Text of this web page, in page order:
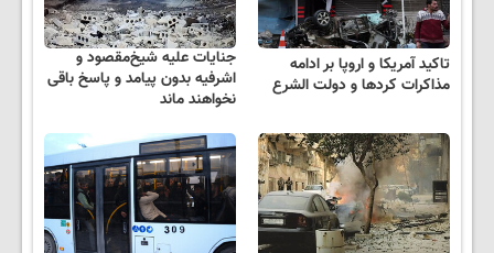
تاکید آمریکا و اروپا بر ادامه
مذاکرات کردها و دولت الشرع
جنایات علیه شیخ‌مقصود و
اشرفیه بدون پیامد و پاسخ باقی
نخواهند ماند